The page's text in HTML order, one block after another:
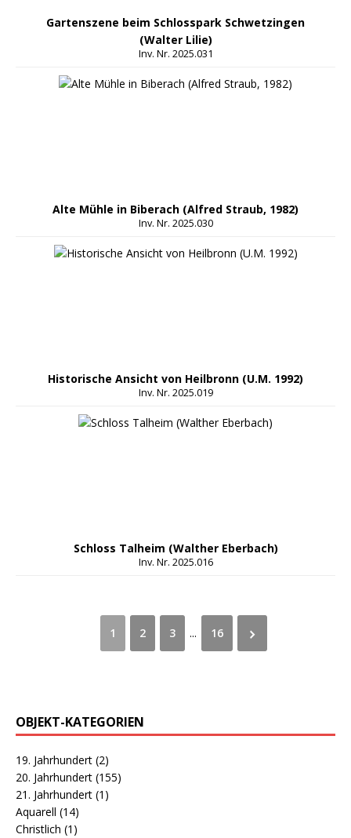
Gartenszene beim Schlosspark Schwetzingen
(Walter Lilie)
Inv. Nr. 2025.031
Alte Mühle in Biberach (Alfred Straub, 1982)
Inv. Nr. 2025.030
Historische Ansicht von Heilbronn (U.M. 1992)
Inv. Nr. 2025.019
Schloss Talheim (Walther Eberbach)
Inv. Nr. 2025.016
1 2 3 ... 16
OBJEKT-KATEGORIEN
19. Jahrhundert (2)
20. Jahrhundert (155)
21. Jahrhundert (1)
Aquarell (14)
Christlich (1)